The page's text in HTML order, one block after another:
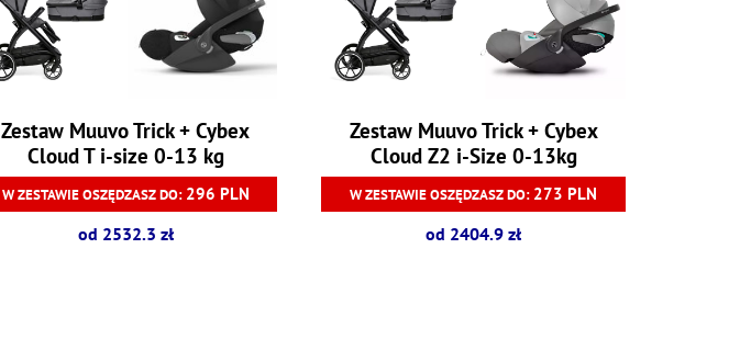
Zestaw Muuvo Trick + Cybex
Cloud T i-size 0-13 kg
W ZESTAWIE OSZĘDZASZ DO: 296 PLN
od 2532.3 zł
Zestaw Muuvo Trick + Cybex
Cloud Z2 i-Size 0-13kg
W ZESTAWIE OSZĘDZASZ DO: 273 PLN
od 2404.9 zł